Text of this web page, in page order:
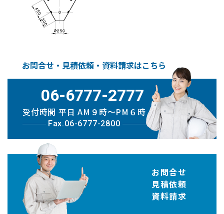
お問合せ・見積依頼・資料請求はこちら
06-6777-2777
受付時間 平日 AM９時〜PM６時
Fax.06-6777-2800
お問合せ
見積依頼
資料請求